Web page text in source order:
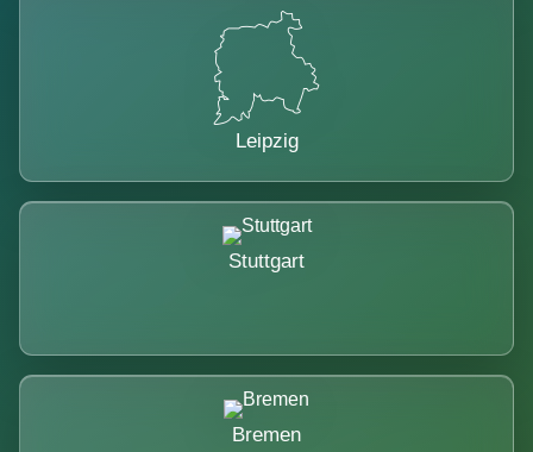
Leipzig
Stuttgart
Bremen